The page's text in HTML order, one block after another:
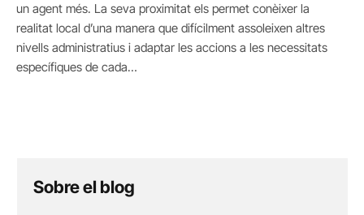
un agent més. La seva proximitat els permet conèixer la
realitat local d’una manera que difícilment assoleixen altres
nivells administratius i adaptar les accions a les necessitats
específiques de cada…
Sobre el blog